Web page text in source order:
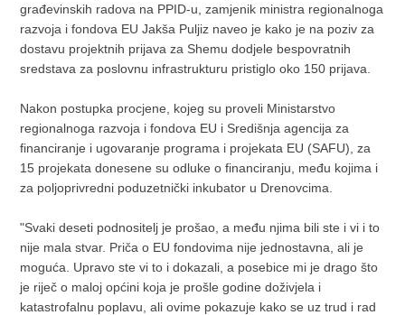
građevinskih radova na PPID-u, zamjenik ministra regionalnoga
razvoja i fondova EU Jakša Puljiz naveo je kako je na poziv za
dostavu projektnih prijava za Shemu dodjele bespovratnih
sredstava za poslovnu infrastrukturu pristiglo oko 150 prijava.
Nakon postupka procjene, kojeg su proveli Ministarstvo
regionalnoga razvoja i fondova EU i Središnja agencija za
financiranje i ugovaranje programa i projekata EU (SAFU), za
15 projekata donesene su odluke o financiranju, među kojima i
za poljoprivredni poduzetnički inkubator u Drenovcima.
"Svaki deseti podnositelj je prošao, a među njima bili ste i vi i to
nije mala stvar. Priča o EU fondovima nije jednostavna, ali je
moguća. Upravo ste vi to i dokazali, a posebice mi je drago što
je riječ o maloj općini koja je prošle godine doživjela i
katastrofalnu poplavu, ali ovime pokazuje kako se uz trud i rad